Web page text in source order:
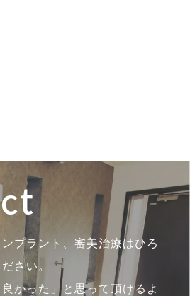
プラント、審美治療はひろ
さい。
かった」と思って頂けるよ